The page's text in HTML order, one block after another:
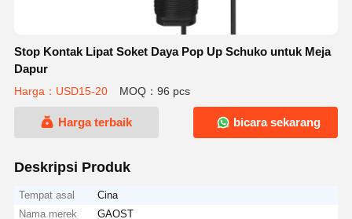
Stop Kontak Lipat Soket Daya Pop Up Schuko untuk Meja
Dapur
Harga：USD15-20 MOQ：96 pcs
Harga terbaik bicara sekarang
Deskripsi Produk
Tempat asal
Cina
Nama merek
GAOST